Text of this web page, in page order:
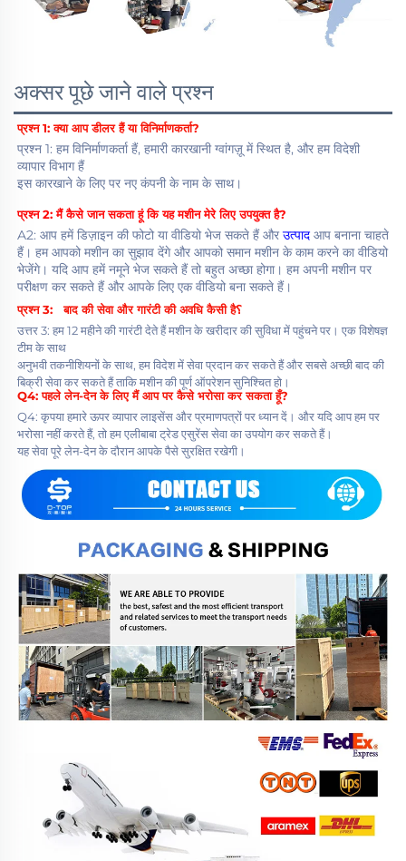
अक्सर पूछे जाने वाले प्रश्न
प्रश्न 1: क्या आप डीलर हैं या विनिर्माणकर्ता?
प्रश्न 1: हम विनिर्माणकर्ता हैं, हमारी कारखानी ग्वांगज़ू में स्थित है, और हम विदेशी
व्यापार विभाग हैं
इस कारखाने के लिए पर नए कंपनी के नाम के साथ।
प्रश्न 2: मैं कैसे जान सकता हूं कि यह मशीन मेरे लिए उपयुक्त है?
A2: आप हमें डिज़ाइन की फोटो या वीडियो भेज सकते हैं और उत्पाद आप बनाना चाहते
हैं। हम आपको मशीन का सुझाव देंगे और आपको समान मशीन के काम करने का वीडियो
भेजेंगे। यदि आप हमें नमूने भेज सकते हैं तो बहुत अच्छा होगा। हम अपनी मशीन पर
परीक्षण कर सकते हैं और आपके लिए एक वीडियो बना सकते हैं।
प्रश्न 3:
उत्तर 3: हम 12 महीने की गारंटी देते हैं मशीन के खरीदार की सुविधा में पहुंचने पर। एक विशेषज्ञ
टीम के साथ
अनुभवी तकनीशियनों के साथ, हम विदेश में सेवा प्रदान कर सकते हैं और सबसे अच्छी बाद की
बिक्री सेवा कर सकते हैं ताकि मशीन की पूर्ण ऑपरेशन सुनिश्चित हो।
Q4: पहले लेन-देन के लिए मैं आप पर कैसे भरोसा कर सकता हूँ?
Q4: कृपया हमारे ऊपर व्यापार लाइसेंस और प्रमाणपत्रों पर ध्यान दें। और यदि आप हम पर
भरोसा नहीं करते हैं, तो हम एलीबाबा ट्रेड एसुरेंस सेवा का उपयोग कर सकते हैं।
यह सेवा पूरे लेन-देन के दौरान आपके पैसे सुरक्षित रखेगी।